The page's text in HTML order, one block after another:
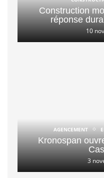
Construction
réponse
10
AGENCEMENT
Kronospan
3